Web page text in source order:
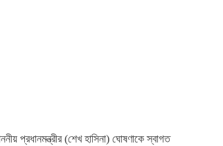
প্রধানমন্ত্রীর (শেখ হাসিনা) ঘোষণাকে স্বাগত